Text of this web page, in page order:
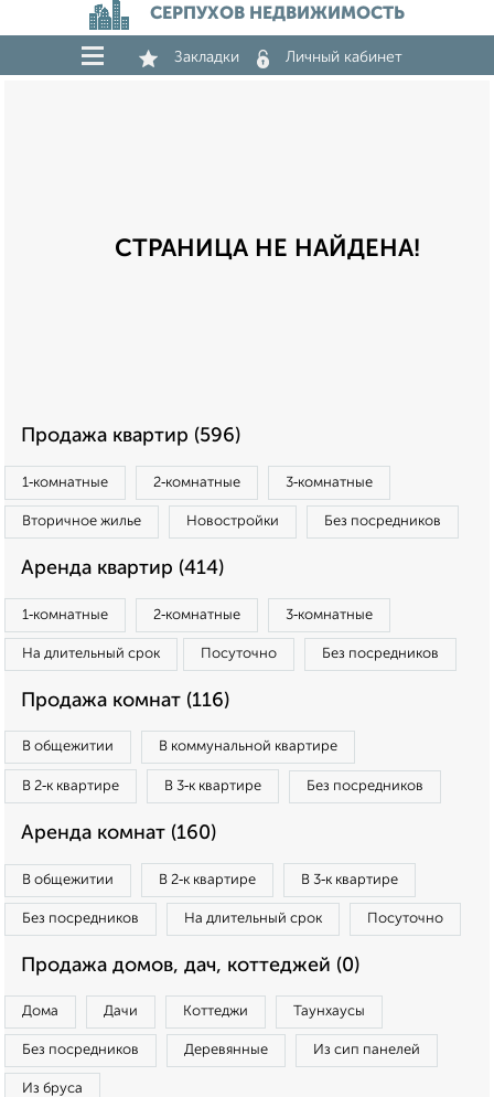
СЕРПУХОВ НЕДВИЖИМОСТЬ
Закладки Личный кабинет
СТРАНИЦА НЕ НАЙДЕНА!
Продажа квартир (596)
1‑комнатные 2‑комнатные 3‑комнатные
Вторичное жилье Новостройки Без посредников
Аренда квартир (414)
1‑комнатные 2‑комнатные 3‑комнатные
На длительный срок Посуточно Без посредников
Продажа комнат (116)
В общежитии В коммунальной квартире
В 2‑к квартире В 3‑к квартире Без посредников
Аренда комнат (160)
В общежитии В 2‑к квартире В 3‑к квартире
Без посредников На длительный срок Посуточно
Продажа домов, дач, коттеджей (0)
Дома Дачи Коттеджи Таунхаусы
Без посредников Деревянные Из сип панелей
Из бруса